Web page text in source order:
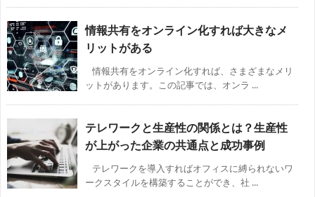
情報共有をオンライン化すれば大きなメ
リットがある
情報共有をオンライン化すれば、さまざまなメリ
ットがあります。この記事では、オンラ ...
テレワークと生産性の関係とは？生産性
が上がった企業の共通点と成功事例
テレワークを導入すればオフィスに縛られないワ
ークスタイルを構築することができ、社 ...